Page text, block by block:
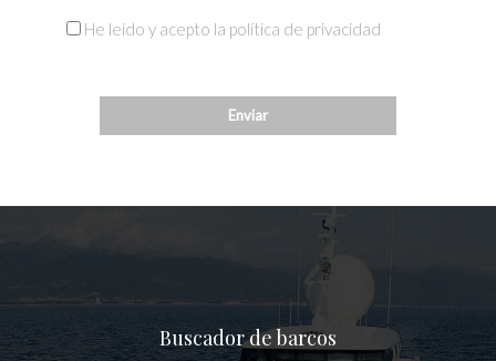
He leído y acepto la política de privacidad
Buscador de barcos